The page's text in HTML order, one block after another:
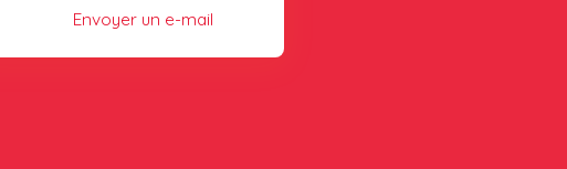
Envoyer un e-mail